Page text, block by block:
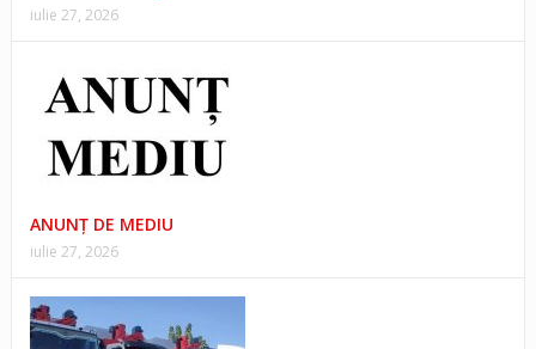
iulie 27, 2026
ANUNŢ DE MEDIU
iulie 27, 2026